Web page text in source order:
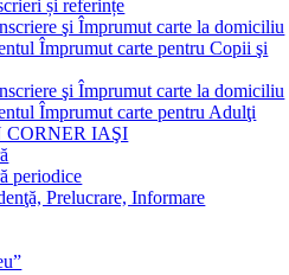
și referințe
şi Împrumut carte la domiciliu
Împrumut carte pentru Copii şi
şi Împrumut carte la domiciliu
Împrumut carte pentru Adulţi
IAŞI
periodice
Prelucrare, Informare